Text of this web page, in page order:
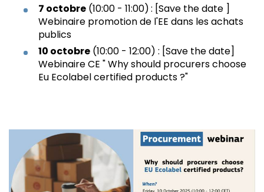
7 octobre (10:00 - 11:00): [Save the date ]
Webinaire promotion de l'EE dans les achats
publics
10 octobre (10:00 - 12:00) : [Save the date]
Webinaire CE " Why should procurers choose
Eu Ecolabel certified products ?"